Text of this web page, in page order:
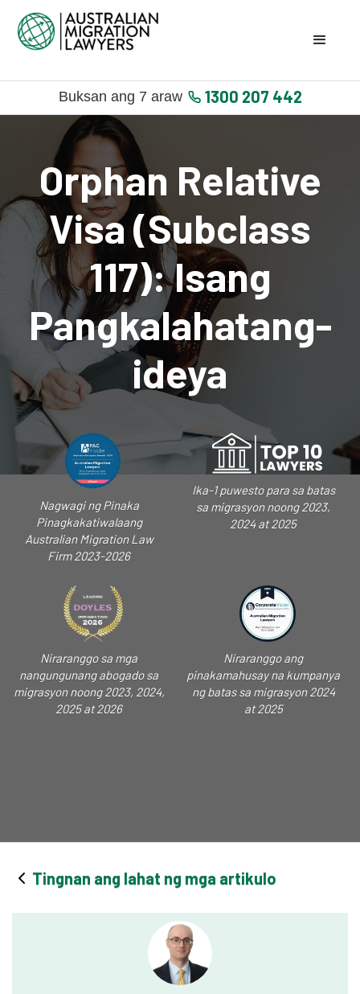
Buksan ang 7 araw 1300 207 442
Orphan Relative
Visa (Subclass
117): Isang
Pangkalahatang-
ideya
Nagwagi ng Pinaka
Pinagkakatiwalaang
Australian Migration Law
Firm 2023-2026
Ika-1 puwesto para sa batas
sa migrasyon noong 2023,
2024 at 2025
Niraranggo sa mga
nangungunang abogado sa
migrasyon noong 2023, 2024,
2025 at 2026
Niraranggo ang
pinakamahusay na kumpanya
ng batas sa migrasyon 2024
at 2025
Tingnan ang lahat ng mga artikulo